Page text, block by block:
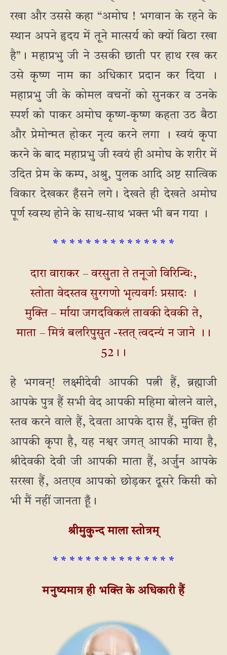
रखा और उससे कहा “अमोघ ! भगवान के रहने के
स्थान अपने हृदय में तूने मात्सर्य को क्यों बिठा रखा
है”। महाप्रभु जी ने उसकी छाती पर हाथ रख कर
उसे कृष्ण नाम का अधिकार प्रदान कर दिया ।
महाप्रभु जी के कोमल वचनों को सुनकर व उनके
स्पर्श को पाकर अमोघ कृष्ण-कृष्ण कहता उठ बैठा
और प्रेमोन्मत होकर नृत्य करने लगा । स्वयं कृपा
करने के बाद महाप्रभु जी स्वयं ही अमोघ के शरीर में
उदित प्रेम के कम्प, अश्रु, पुलक आदि अष्ट सात्विक
विकार देखकर हँसने लगे। देखते ही देखते अमोघ
पूर्ण स्वस्थ होने के साथ-साथ भक्त भी बन गया ।
* * * * * * * * * * * * * * *
दारा वाराकर – वरसुता ते तनूजो विरिन्चिः,
स्तोता वेदस्तव सुरगणो भृत्यवर्गः प्रसादः ।
मुक्ति – र्माया जगदविकलं तावकी देवकी ते,
माता – मित्रं बलरिपुसुत -स्तत् त्वदन्यं न जाने ।।
52।।
हे भगवन्! लक्ष्मीदेवी आपकी पत्नी हैं, ब्रह्माजी
आपके पुत्र हैं सभी वेद आपकी महिमा बोलने वाले,
स्तव करने वाले हैं, देवता आपके दास हैं, मुक्ति ही
आपकी कृपा है, यह नश्वर जगत् आपकी माया है,
श्रीदेवकी देवी जी आपकी माता हैं, अर्जुन आपके
सरखा हैं, अतएव आपको छोड़कर दूसरे किसी को
भी मैं नहीं जानता हूँ।
श्रीमुकुन्द माला स्तोत्रम्
* * * * * * * * * * * * * * *
मनुष्यमात्र ही भक्ति के अधिकारी हैं